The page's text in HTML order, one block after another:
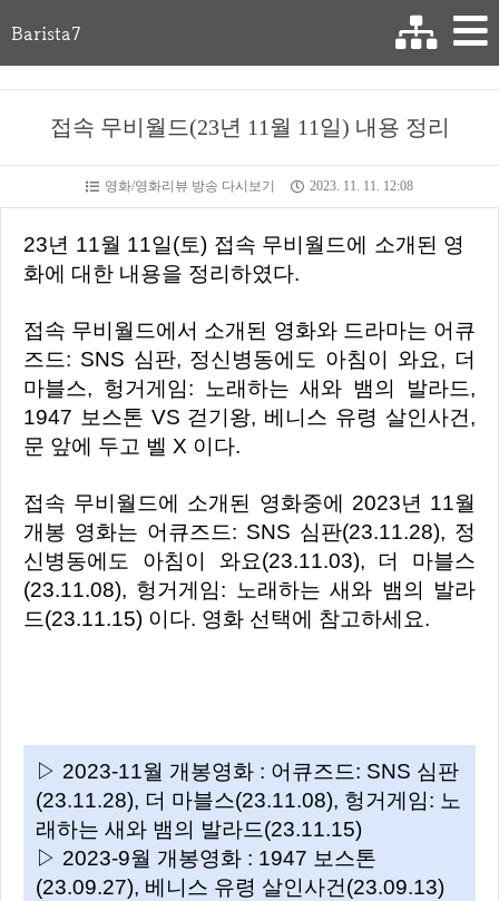
Barista7
접속 무비월드(23년 11월 11일) 내용 정리
영화/영화리뷰 방송 다시보기 2023. 11. 11. 12:08
23년 11월 11일(토) 접속 무비월드에 소개된 영
화에 대한 내용을 정리하였다.
접속 무비월드에서 소개된 영화와 드라마는 어큐
즈드: SNS 심판, 정신병동에도 아침이 와요, 더
마블스, 헝거게임: 노래하는 새와 뱀의 발라드,
1947 보스톤 VS 걷기왕, 베니스 유령 살인사건,
문 앞에 두고 벨 X 이다.
접속 무비월드에 소개된 영화중에 2023년 11월
개봉 영화는 어큐즈드: SNS 심판(23.11.28), 정
신병동에도 아침이 와요(23.11.03), 더 마블스
(23.11.08), 헝거게임: 노래하는 새와 뱀의 발라
드(23.11.15) 이다. 영화 선택에 참고하세요.
▷ 2023-11월 개봉영화 : 어큐즈드: SNS 심판
(23.11.28), 더 마블스(23.11.08), 헝거게임: 노
래하는 새와 뱀의 발라드(23.11.15)
▷ 2023-9월 개봉영화 : 1947 보스톤
(23.09.27), 베니스 유령 살인사건(23.09.13)